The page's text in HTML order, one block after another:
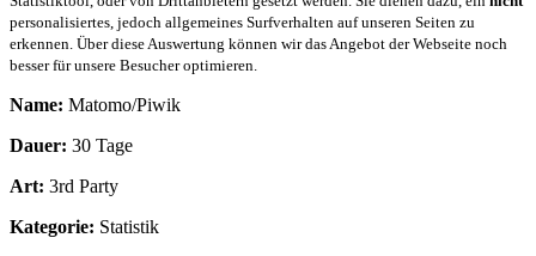
personalisiertes, jedoch allgemeines Surfverhalten auf unseren Seiten zu
erkennen. Über diese Auswertung können wir das Angebot der Webseite noch
besser für unsere Besucher optimieren.
Name: Matomo/Piwik
Dauer: 30 Tage
Art: 3rd Party
Kategorie: Statistik